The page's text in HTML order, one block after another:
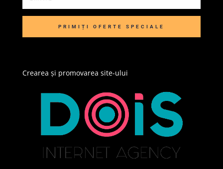
PRIMIȚI OFERTE SPECIALE
Crearea și promovarea site-ului